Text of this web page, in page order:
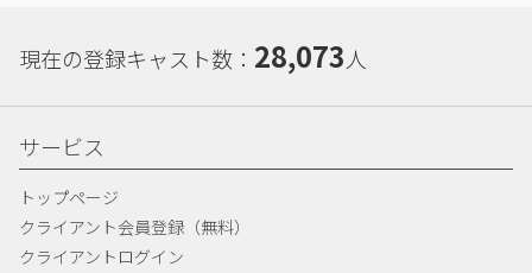
現在の登録キャスト数： 28,073人
サービス
トップページ
クライアント会員登録（無料）
クライアントログイン